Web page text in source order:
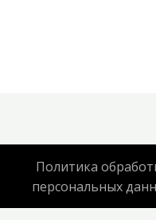
Политика
персональных